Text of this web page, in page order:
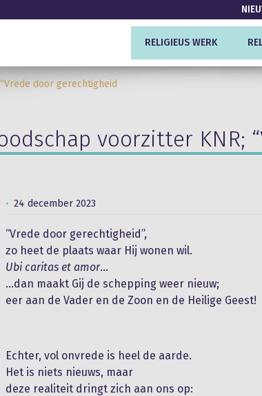
RELIGIEUS WERK
door gerechtigheid
voorzitter KNR;
24 december 2023
“Vrede door gerechtigheid”,
zo heet de plaats waar Hij wonen wil.
Ubi caritas et amor…
…dan maakt Gij de schepping weer nieuw;
eer aan de Vader en de Zoon en de Heilige Geest!
Echter, vol onvrede is heel de aarde.
Het is niets nieuws, maar
deze realiteit dringt zich aan ons op: